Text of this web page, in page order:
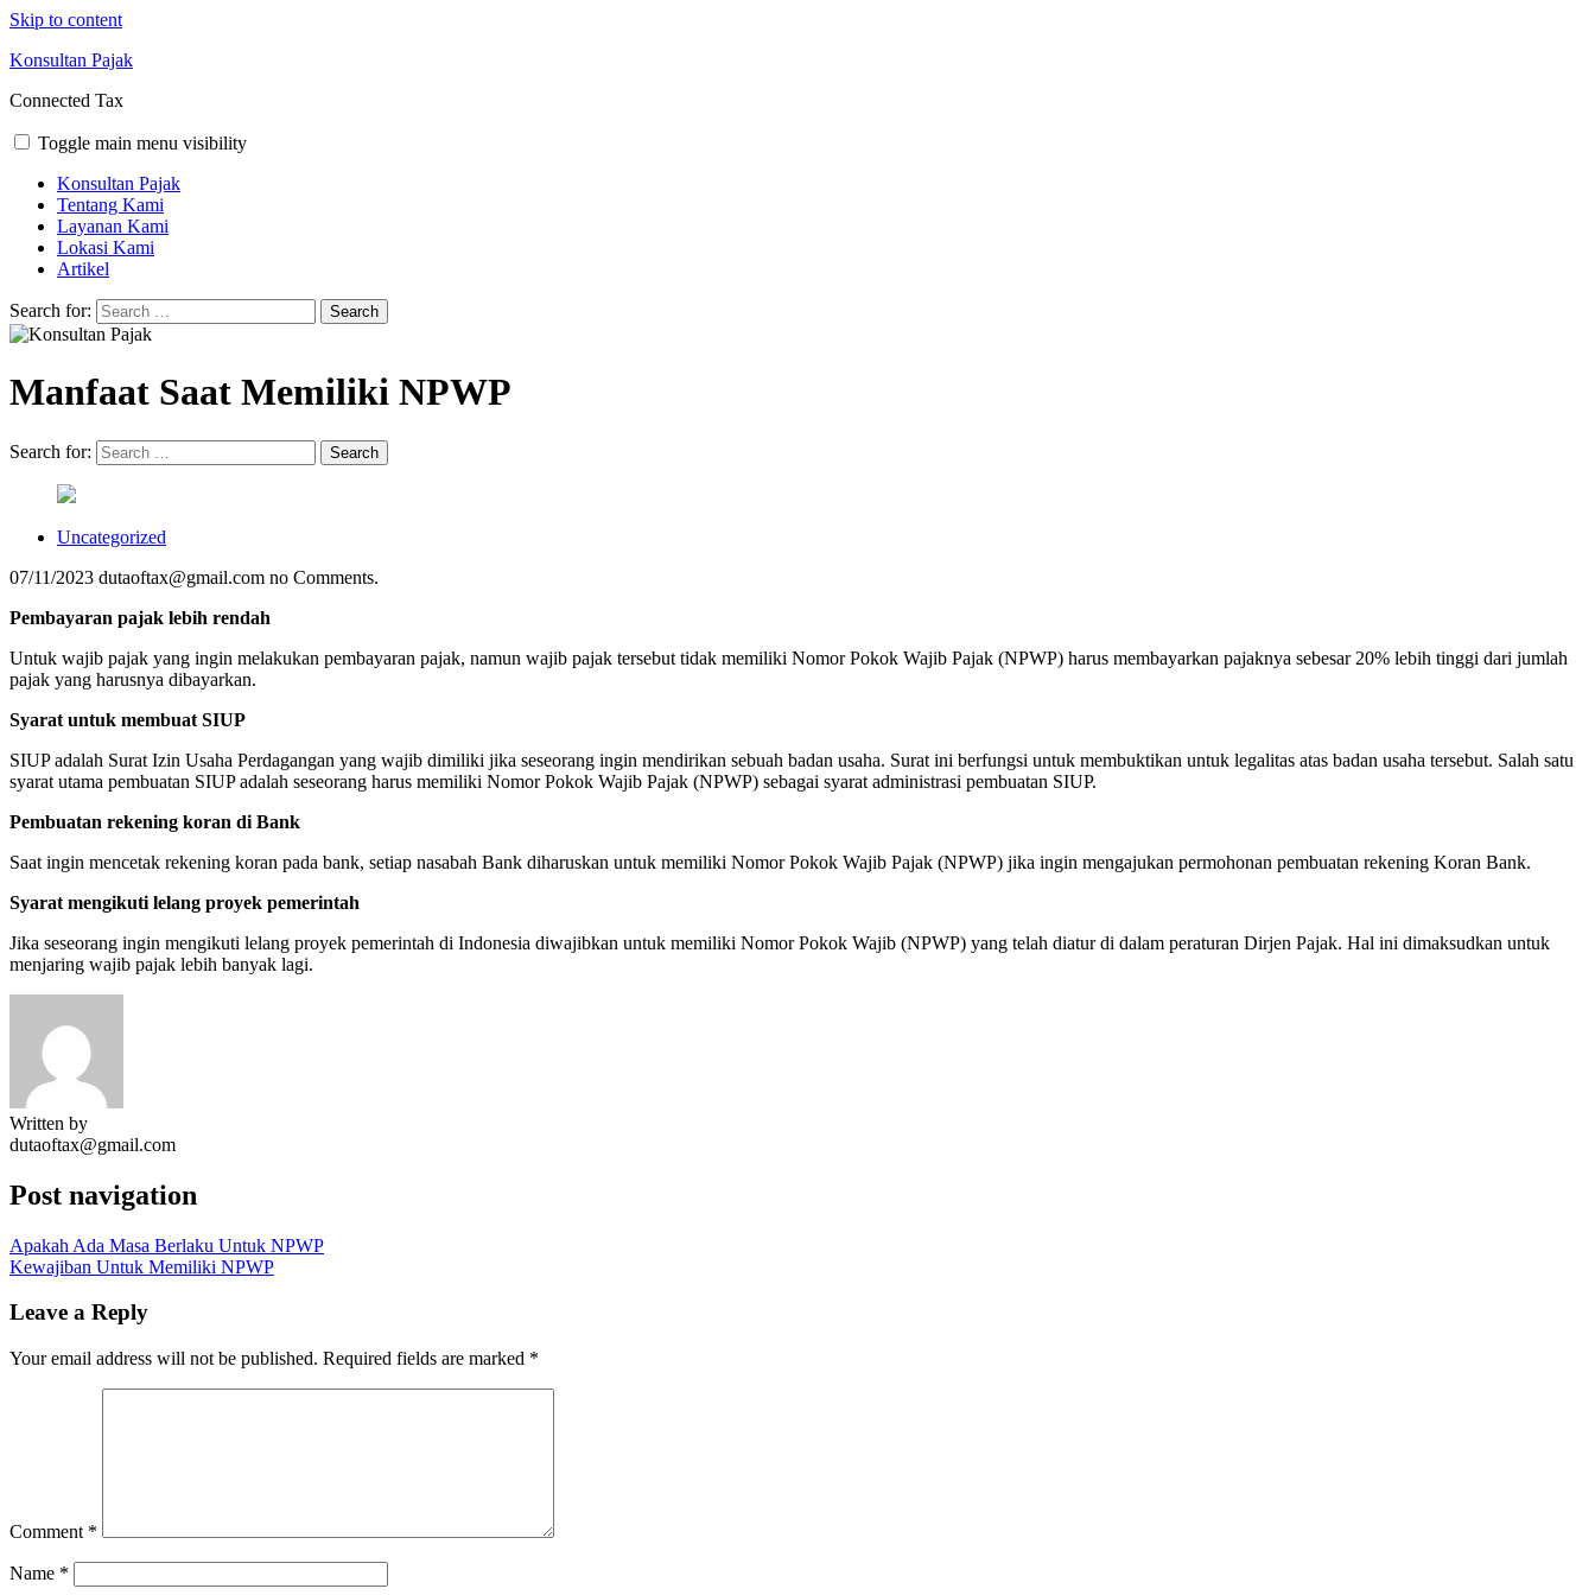
Skip to content
Konsultan Pajak
Connected Tax
Toggle main menu visibility
Konsultan Pajak
Tentang Kami
Layanan Kami
Lokasi Kami
Artikel
Search for:
Manfaat Saat Memiliki NPWP
Search for:
Uncategorized
07/11/2023 dutaoftax@gmail.com no Comments.
Pembayaran pajak lebih rendah
Untuk wajib pajak yang ingin melakukan pembayaran pajak, namun wajib pajak tersebut tidak memiliki Nomor Pokok Wajib Pajak (NPWP) harus membayarkan pajaknya sebesar 20% lebih tinggi dari jumlah
pajak yang harusnya dibayarkan.
Syarat untuk membuat SIUP
SIUP adalah Surat Izin Usaha Perdagangan yang wajib dimiliki jika seseorang ingin mendirikan sebuah badan usaha. Surat ini berfungsi untuk membuktikan untuk legalitas atas badan usaha tersebut. Salah satu
syarat utama pembuatan SIUP adalah seseorang harus memiliki Nomor Pokok Wajib Pajak (NPWP) sebagai syarat administrasi pembuatan SIUP.
Pembuatan rekening koran di Bank
Saat ingin mencetak rekening koran pada bank, setiap nasabah Bank diharuskan untuk memiliki Nomor Pokok Wajib Pajak (NPWP) jika ingin mengajukan permohonan pembuatan rekening Koran Bank.
Syarat mengikuti lelang proyek pemerintah
Jika seseorang ingin mengikuti lelang proyek pemerintah di Indonesia diwajibkan untuk memiliki Nomor Pokok Wajib (NPWP) yang telah diatur di dalam peraturan Dirjen Pajak. Hal ini dimaksudkan untuk
menjaring wajib pajak lebih banyak lagi.
Written by
dutaoftax@gmail.com
Post navigation
Apakah Ada Masa Berlaku Untuk NPWP
Kewajiban Untuk Memiliki NPWP
Leave a Reply
Your email address will not be published. Required fields are marked *
Comment *
Name *